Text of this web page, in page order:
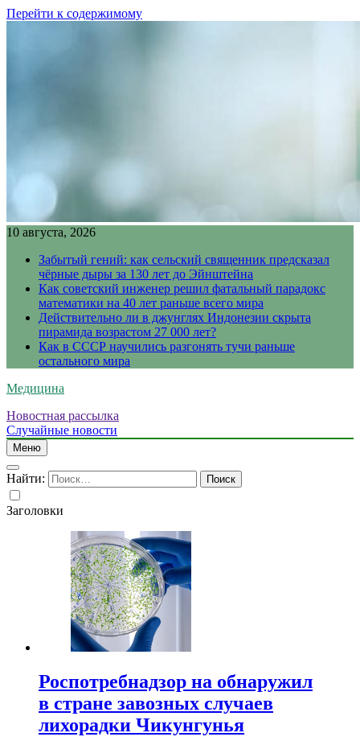
Перейти к содержимому
10 августа, 2026
Забытый гений: как сельский священник предсказал
чёрные дыры за 130 лет до Эйнштейна
Как советский инженер решил фатальный парадокс
математики на 40 лет раньше всего мира
Действительно ли в джунглях Индонезии скрыта
пирамида возрастом 27 000 лет?
Как в СССР научились разгонять тучи раньше
остального мира
Медицина
Новостная рассылка
Случайные новости
Меню
Найти:
Заголовки
Роспотребнадзор на обнаружил
в стране завозных случаев
лихорадки Чикунгунья